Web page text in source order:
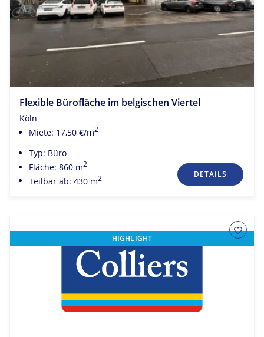
Flexible Bürofläche im belgischen Viertel
Köln
Miete: 17,50 €/m2
Typ: Büro
Fläche: 860 m2
Teilbar ab: 430 m2 DETAILS
HIGHLIGHT